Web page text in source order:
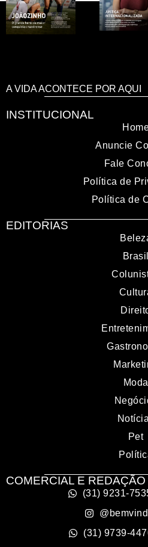
A VIDA ACONTECE POR AQUI
INSTITUCIONAL
Anuncie
Fale
Política de
Política de
EDITORIAS
Brasil
Moda
Pet
COMERCIAL E REDAÇÃO
(31) 9231-
(31) 9739-